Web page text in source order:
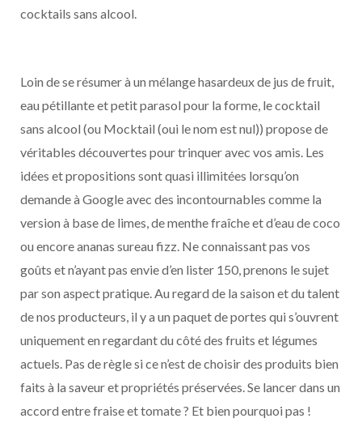
cocktails sans alcool.
Loin de se résumer à un mélange hasardeux de jus de fruit,
eau pétillante et petit parasol pour la forme, le cocktail
sans alcool (ou Mocktail (oui le nom est nul)) propose de
véritables découvertes pour trinquer avec vos amis. Les
idées et propositions sont quasi illimitées lorsqu’on
demande à Google avec des incontournables comme la
version à base de limes, de menthe fraîche et d’eau de coco
ou encore ananas sureau fizz. Ne connaissant pas vos
goûts et n’ayant pas envie d’en lister 150, prenons le sujet
par son aspect pratique. Au regard de la saison et du talent
de nos producteurs, il y a un paquet de portes qui s’ouvrent
uniquement en regardant du côté des fruits et légumes
actuels. Pas de règle si ce n’est de choisir des produits bien
faits à la saveur et propriétés préservées. Se lancer dans un
accord entre fraise et tomate ? Et bien pourquoi pas !